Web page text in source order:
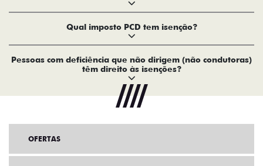
Qual imposto PCD tem isenção?
Pessoas com deficiência que não dirigem (não condutoras)
têm direito às isenções?
OFERTAS